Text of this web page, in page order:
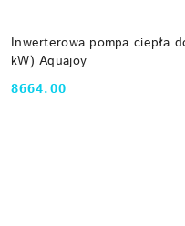
Inwerterowa pompa ciepła
kW) Aquajoy
Cena:
8664.00